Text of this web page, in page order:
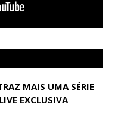
MAIS UMA SÉRIE
EXCLUSIVA